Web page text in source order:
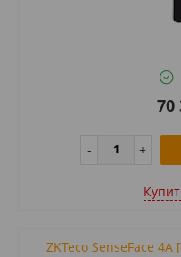
70
ZKTeco SenseFace